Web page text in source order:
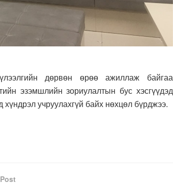
дөрвөн өрөө ажиллаж байгаа
эзэмшлийн зориулалтын бус хэсгүүдэд
учруулахгүй байх нөхцөл бүрджээ.